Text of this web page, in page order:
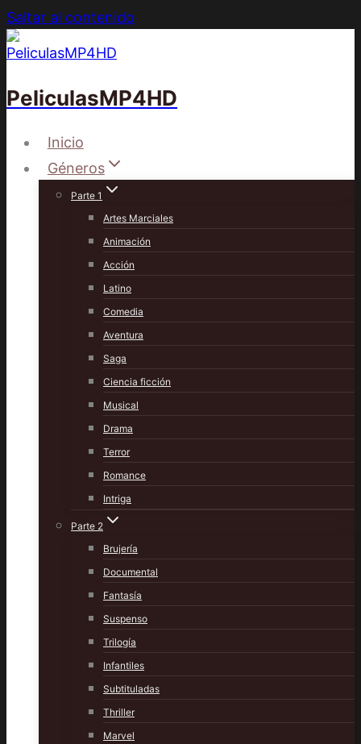
Saltar al contenido
PeliculasMP4HD
Inicio
Géneros
Parte 1
Artes Marciales
Animación
Acción
Latino
Comedia
Aventura
Saga
Ciencia ficción
Musical
Drama
Terror
Romance
Intriga
Parte 2
Brujería
Documental
Fantasía
Suspenso
Trilogía
Infantiles
Subtituladas
Thriller
Marvel